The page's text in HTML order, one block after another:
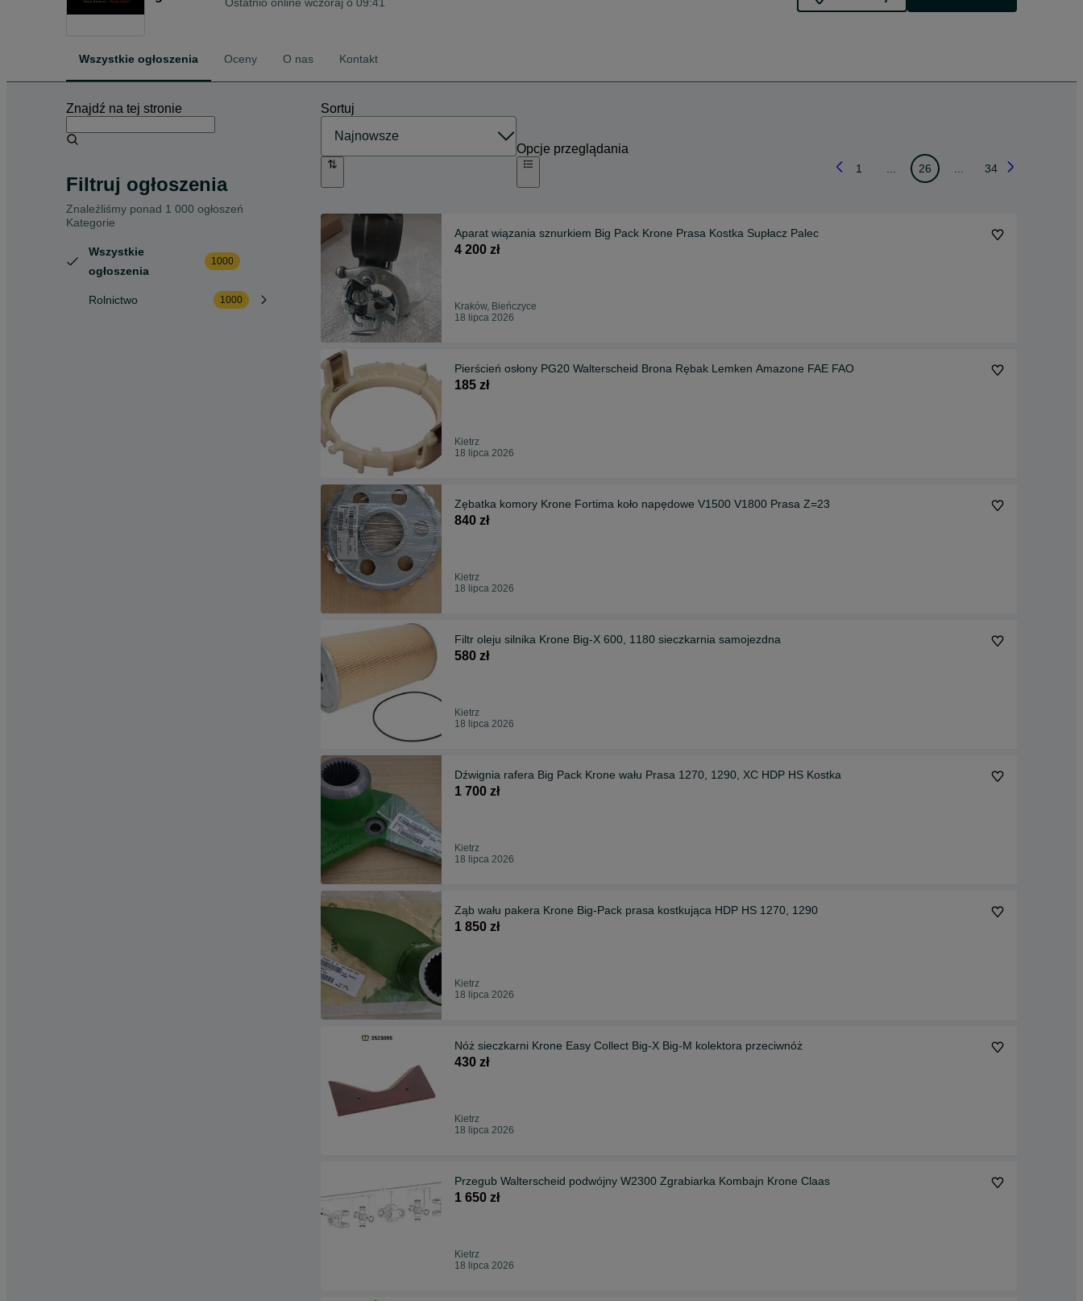
Wszystkie ogłoszenia Oceny O nas Kontakt
Znajdź na tej stronie
Filtruj ogłoszenia
Znaleźliśmy ponad 1 000 ogłoszeń
Kategorie
Wszystkie
ogłoszenia
1000
Rolnictwo 1000
Sortuj
Opcje przeglądania
1 26 34
Aparat wiązania sznurkiem Big Pack Krone Prasa Kostka Supłacz Palec
4 200 zł
Kraków, Bieńczyce
18 lipca 2026
Pierścień osłony PG20 Walterscheid Brona Rębak Lemken Amazone FAE FAO
185 zł
Kietrz
18 lipca 2026
Zębatka komory Krone Fortima koło napędowe V1500 V1800 Prasa Z=23
840 zł
Kietrz
18 lipca 2026
Filtr oleju silnika Krone Big-X 600, 1180 sieczkarnia samojezdna
580 zł
Kietrz
18 lipca 2026
Dźwignia rafera Big Pack Krone wału Prasa 1270, 1290, XC HDP HS Kostka
1 700 zł
Kietrz
18 lipca 2026
Ząb wału pakera Krone Big-Pack prasa kostkująca HDP HS 1270, 1290
1 850 zł
Kietrz
18 lipca 2026
Nóż sieczkarni Krone Easy Collect Big-X Big-M kolektora przeciwnóż
430 zł
Kietrz
18 lipca 2026
Przegub Walterscheid podwójny W2300 Zgrabiarka Kombajn Krone Claas
1 650 zł
Kietrz
18 lipca 2026